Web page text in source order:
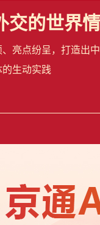
的世界
亮点纷呈，打造出
生动实践